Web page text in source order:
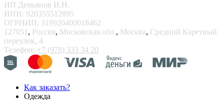
ИП Демьянов И.Н.
ИНН: 920355512895
ОГРНИП: 319920400018462
127051 , Россия, Московская обл., Москва, Средний Каретный
переулок, 4
Телефон: +7 (978) 333 34 20
Как заказать?
Одежда